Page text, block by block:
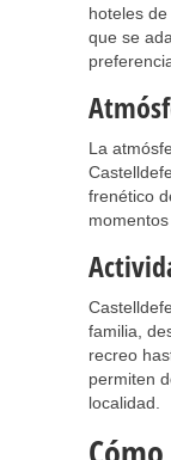
hoteles
que se
La
frenético
familia,
recreo
permiten
localidad.